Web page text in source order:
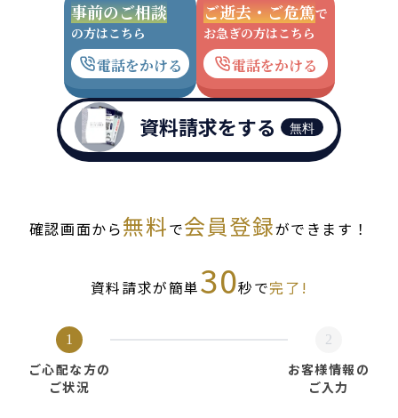
事前のご相談
の方はこちら
電話をかける
ご逝去・ご危篤で
お急ぎの方はこちら
電話をかける
資料請求をする 無料
確認画面から無料で会員登録ができます！
資料請求が簡単30秒で完了!
1
ご心配な方の
ご状況
2
お客様情報の
ご入力